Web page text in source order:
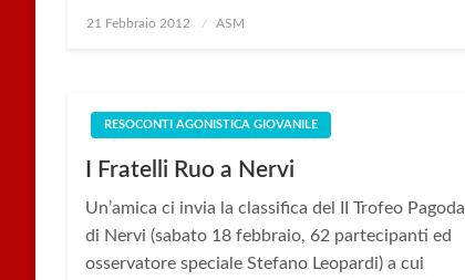
Posted
21 Febbraio 2012 ASM
RESOCONTI AGONISTICA GIOVANILE
I Fratelli Ruo a Nervi
Un’amica ci invia la classifica del II Trofeo Pagoda
di Nervi (sabato 18 febbraio, 62 partecipanti ed
osservatore speciale Stefano Leopardi) a cui